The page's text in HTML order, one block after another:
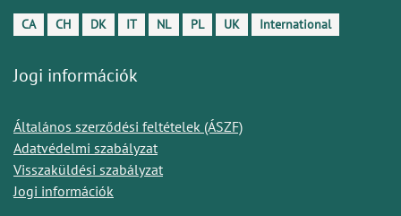
CA CH DK IT NL PL UK International
Jogi információk
Általános szerződési feltételek (ÁSZF)
Adatvédelmi szabályzat
Visszaküldési szabályzat
Jogi információk